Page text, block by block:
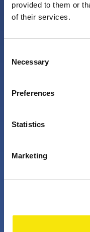
provided to them or
of their services.
Selection
Necessary
Preferences
Statistics
Marketing
PNO Innovation
impatto concreto.
appassionati
soluzioni migliori per
+
+